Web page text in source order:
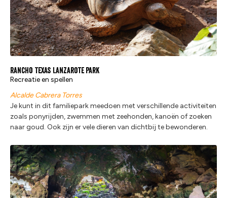
Rancho Texas Lanzarote Park
Recreatie en spellen
Alcalde Cabrera Torres
Je kunt in dit familiepark meedoen met verschillende activiteiten
zoals ponyrijden, zwemmen met zeehonden, kanoën of zoeken
naar goud. Ook zijn er vele dieren van dichtbij te bewonderen.